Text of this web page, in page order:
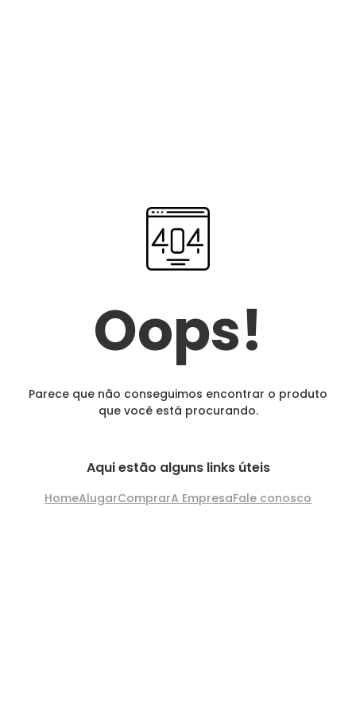
Oops!
Parece que não conseguimos encontrar o produto
que você está procurando.
Aqui estão alguns links úteis
HomeAlugarComprarA EmpresaFale conosco